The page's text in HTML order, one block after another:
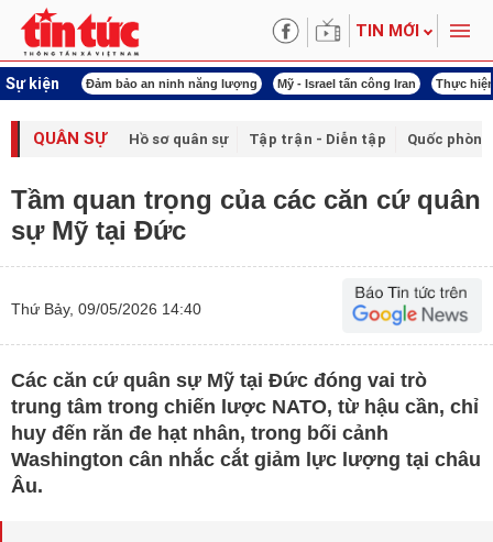
TIN MỚI
Sự kiện
khóa XVI Đảm bảo an ninh năng lượng Mỹ - Israel tấn công Iran Thực
QUÂN SỰ Hồ sơ quân sự Tập trận - Diễn tập Quốc phòng
Tầm quan trọng của các căn cứ quân
sự Mỹ tại Đức
Thứ Bảy, 09/05/2026 14:40
Các căn cứ quân sự Mỹ tại Đức đóng vai trò
trung tâm trong chiến lược NATO, từ hậu cần, chỉ
huy đến răn đe hạt nhân, trong bối cảnh
Washington cân nhắc cắt giảm lực lượng tại châu
Âu.